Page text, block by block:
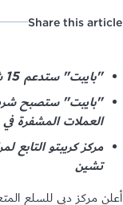
Share this article
"بايبت" ستدعم 15 شركة جديدة متخصصة في الأصول المشفرة لتمكينها من تأسيس مقراتها في دبي
"بايبت" ستصبح
العملات المشفرة
تشين
أعلن مركز دبي للسلع